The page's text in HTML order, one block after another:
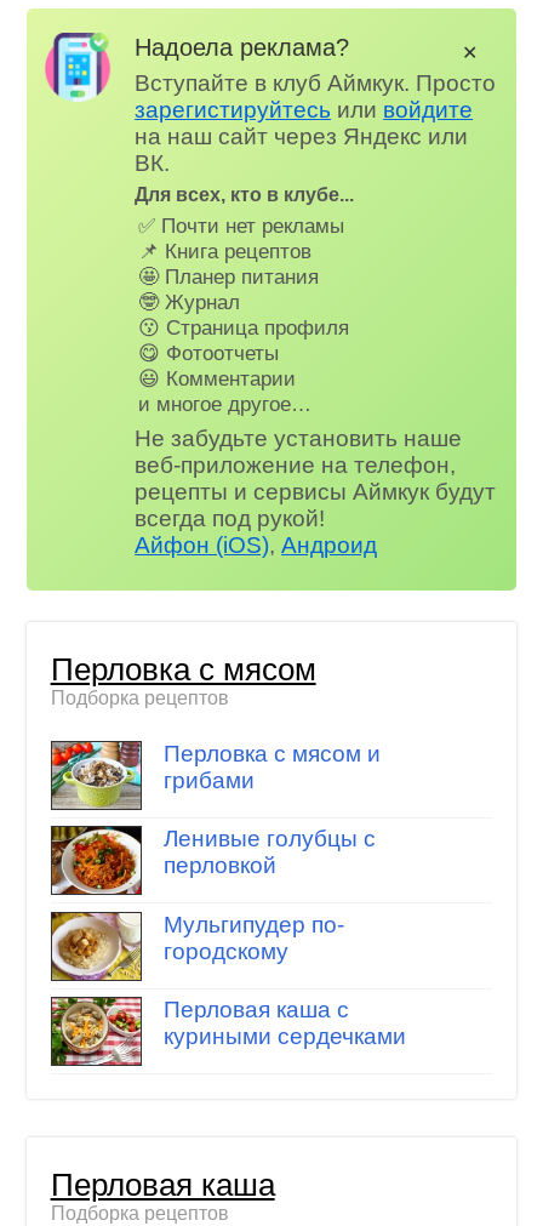
Надоела реклама?
Вступайте в клуб Аймкук. Просто
зарегистируйтесь или войдите
на наш сайт через Яндекс или
ВК.
Для всех, кто в клубе...
✅ Почти нет рекламы
📌 Книга рецептов
🤩 Планер питания
🤓 Журнал
😗 Страница профиля
😋 Фотоотчеты
😃 Комментарии
и многое другое…
Не забудьте установить наше
веб-приложение на телефон,
рецепты и сервисы Аймкук будут
всегда под рукой!
Айфон (iOS),Андроид
✕
Перловка с мясом
Подборка рецептов
Перловка с мясом и
грибами
Ленивые голубцы с
перловкой
Мульгипудер по-
городскому
Перловая каша с
куриными сердечками
Перловая каша
Подборка рецептов